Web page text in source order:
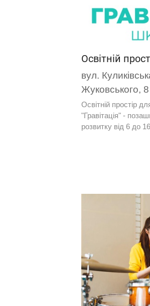
Освітній
вул.
Жуковського, 8
Освітній простір
"Гравітація" -
розвитку від 6 до